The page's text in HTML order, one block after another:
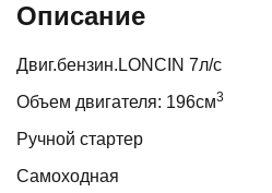
Описание
Двиг.бензин.LONCIN 7л/с
Объем двигателя: 196см3
Ручной стартер
Самоходная